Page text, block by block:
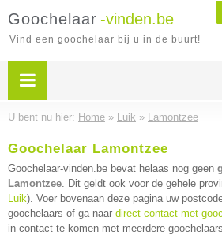
Goochelaar -vinden.be
Vind een goochelaar bij u in de buurt!
U bent nu hier: Home » Luik » Lamontzee
Goochelaar Lamontzee
Goochelaar-vinden.be bevat helaas nog geen
Lamontzee. Dit geldt ook voor de gehele
Luik). Voer bovenaan deze pagina uw
goochelaars of ga naar direct contact met
in contact te komen met meerdere